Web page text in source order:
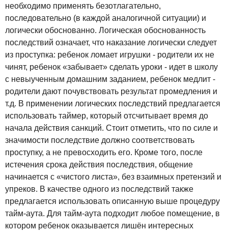
необходимо применять безотлагательно,
последовательно (в каждой аналогичной ситуации) и
логически обоснованно. Логическая обоснованность
последствий означает, что наказание логически следует
из проступка: ребенок ломает игрушки - родители их не
чинят, ребенок «забывает» сделать уроки - идет в школу
с невыученным домашним заданием, ребенок медлит -
родители дают почувствовать результат промедления и
т.д. В применении логических последствий предлагается
использовать таймер, который отсчитывает время до
начала действия санкций. Стоит отметить, что по силе и
значимости последствие должно соответствовать
проступку, а не превосходить его. Кроме того, после
истечения срока действия последствия, общение
начинается с «чистого листа», без взаимных претензий и
упреков. В качестве одного из последствий также
предлагается использовать описанную выше процедуру
тайм-аута. Для тайм-аута подходит любое помещение, в
котором ребенок оказывается лишён интересных